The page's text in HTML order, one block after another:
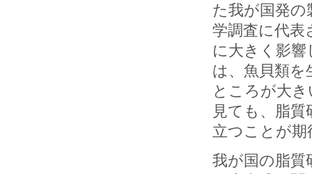
た我が国発
学調査に代表
に大きく影
は、魚貝類を
ところが大
見ても、脂
立つことが
我が国の脂質